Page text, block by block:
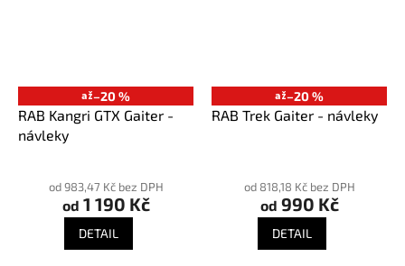
až–20 %
RAB Kangri GTX Gaiter -
návleky
hodnocení
produktu
od 983,47 Kč bez DPH
od 1 190 Kč
DETAIL
až–20 %
RAB Trek Gaiter - návleky
hodnocení
produktu
od 818,18 Kč bez DPH
od 990 Kč
DETAIL